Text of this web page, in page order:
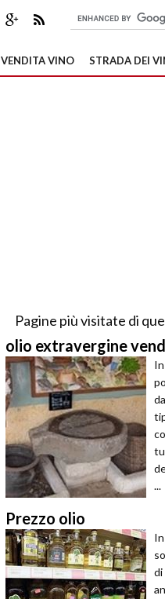
VENDITA VINO STRADA DEI
Pagine più visitate di
olio extravergine
...
Prezzo olio
di